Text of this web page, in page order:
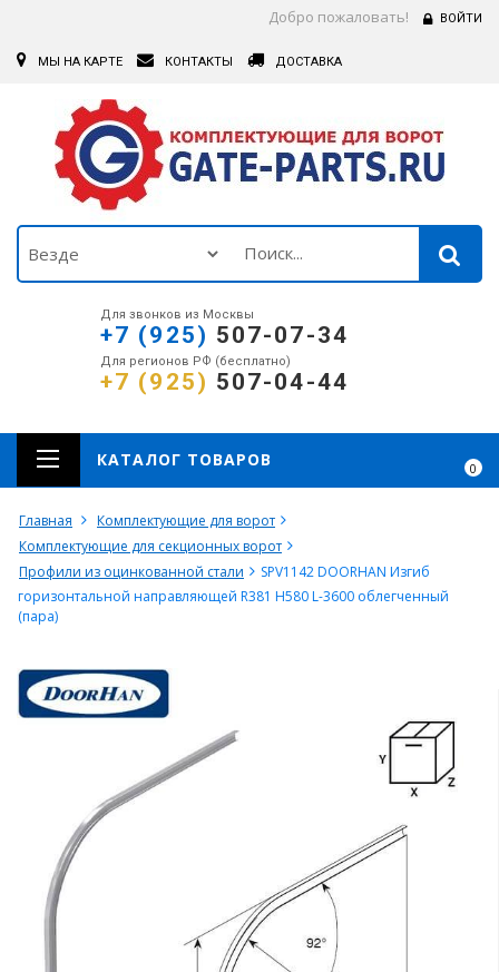
Добро пожаловать! ВОЙТИ
МЫ НА КАРТЕ КОНТАКТЫ ДОСТАВКА
Для звонков из Москвы
+7 (925) 507-07-34
Для регионов РФ (бесплатно)
+7 (925) 507-04-44
0
КАТАЛОГ ТОВАРОВ
Главная
Комплектующие для ворот
Комплектующие для секционных ворот
Профили из оцинкованной стали
SPV1142 DOORHAN Изгиб
горизонтальной направляющей R381 H580 L-3600 облегченный
(пара)